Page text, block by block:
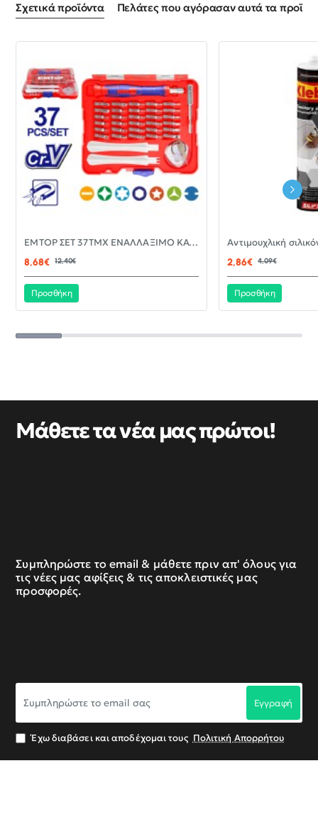
Σχετικά προϊόντα Πελάτες που αγόρασαν αυτά τα
-30%EMTOP ΣΕΤ 37ΤΜΧ ΕΝΑΛΛΑΞΙΜΟ ΚΑΤΣΑΒΙΔΙ ΜΕ ΜΥΤΕΣ EBST03702
8,68€
12,40€
Προσθήκη
2,86€ 4,09€
Προσθήκη
Μάθετε τα νέα μας πρώτοι!
Συμπληρώστε το email & μάθετε πριν απ' όλους για
τις νέες μας αφίξεις & τις αποκλειστικές μας
προσφορές.
το
σας
Εγγραφή
Έχω διαβάσει και αποδέχομαι τους Πολιτική Απορρήτου